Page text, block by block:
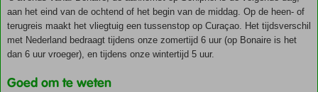
aan het eind van de ochtend of het begin van de middag. Op de heen- of
terugreis maakt het vliegtuig een tussenstop op Curaçao. Het tijdsverschil
met Nederland bedraagt tijdens onze zomertijd 6 uur (op Bonaire is het
dan 6 uur vroeger), en tijdens onze wintertijd 5 uur.
Goed om te weten